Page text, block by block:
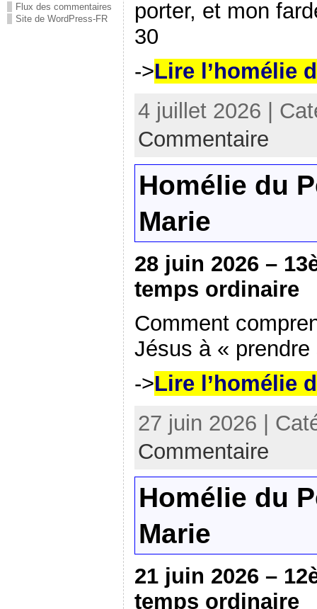
Flux des commentaires
Site de WordPress-FR
porter, et mon
30
->Lire l’homélie
4 juillet 2026 |
Commentaire
Homélie du
Marie
28 juin 2026 –
temps ordinaire
Comment
Jésus à «
->Lire l’homélie
27 juin 2026 |
Commentaire
Homélie du
Marie
21 juin 2026 –
temps ordinaire